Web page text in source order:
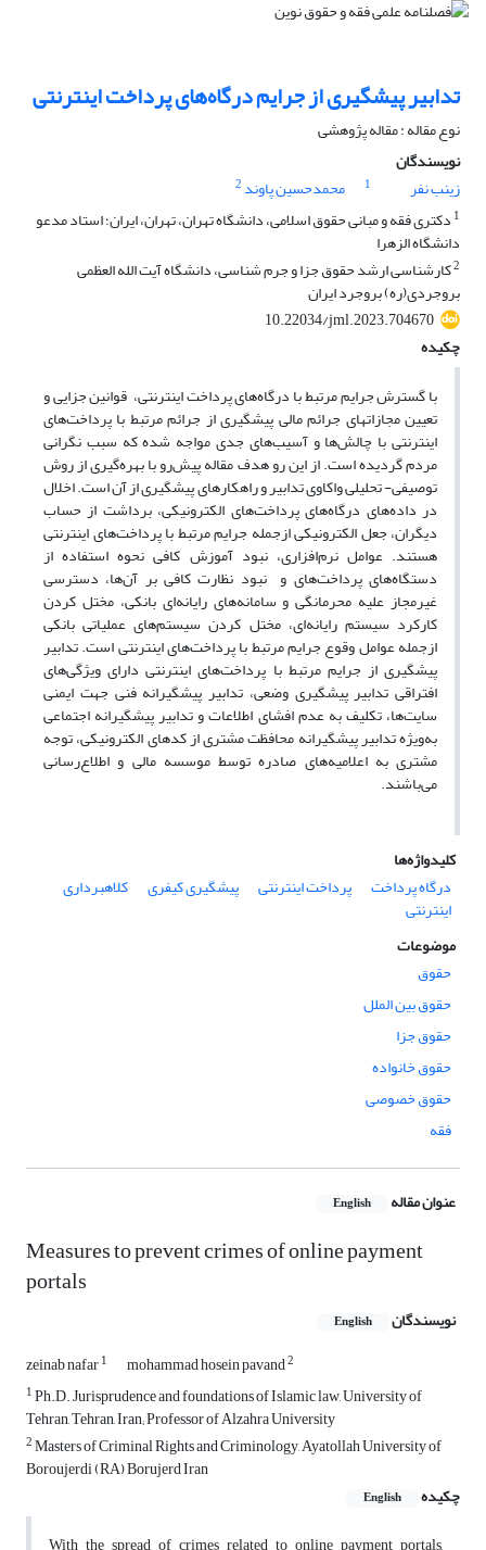
تدابیر پیشگیری از جرایم درگاه‌های پرداخت اینترنتی
نوع مقاله : مقاله پژوهشی
نویسندگان
زینب نفر
1 محمدحسین پاوند 2
1 دکتری فقه و مبانی حقوق اسلامی، دانشگاه تهران، تهران، ایران؛ استاد مدعو
دانشگاه الزهرا
2کارشناسی ارشد حقوق جزا و جرم شناسی، دانشگاه آیت الله العظمی
بروجردی(ره) بروجرد ایران
10.22034/jml.2023.704670
چکیده
با گسترش جرایم مرتبط با درگاه‌های پرداخت اینترنتی، قوانین جزایی و
تعیین مجازاتهای جرائم مالی پیشگیری از جرائم مرتبط با پرداخت‌های
اینترنتی با چالش‌ها و آسیب‌های جدی مواجه شده که سبب نگرانی
مردم گردیده است. از این رو هدف مقاله پیش‌رو با بهره‌گیری از روش
توصیفی- تحلیلی واکاوی تدابیر و راهکارهای پیشگیری از آن است. اخلال
در داده‌های درگاه‌های پرداخت‌های الکترونیکی، برداشت از حساب
دیگران، جعل الکترونیکی ازجمله جرایم مرتبط با پرداخت‌های اینترنتی
هستند. عوامل نرم‌افزاری، نبود آموزش کافی نحوه استفاده از
دستگاه‌های پرداخت‌های و نبود نظارت کافی بر آن‌ها، دسترسی
غیرمجاز علیه محرمانگی و سامانه‌های رایانه‌ای بانکی، مختل کردن
کارکرد سیستم رایانه‌ای، مختل کردن سیستم‌های عملیاتی بانکی
ازجمله عوامل وقوع جرایم مرتبط با پرداخت‌های اینترنتی است. تدابیر
پیشگیری از جرایم مرتبط با پرداخت‌های اینترنتی دارای ویژگی‌های
افتراقی تدابیر پیشگیری وضعی، تدابیر پیشگیرانه فنی جهت ایمنی
سایت‌ها، تکلیف به عدم افشای اطلاعات و تدابیر پیشگیرانه اجتماعی
به‌ویژه تدابیر پیشگیرانه محافظت مشتری از کدهای الکترونیکی، توجه
مشتری به اعلامیه‌های صادره توسط موسسه مالی و اطلاع‌رسانی
می‌باشند.
کلیدواژه‌ها
درگاه پرداخت
پرداخت اینترنتی پیشگیری کیفری کلاهبرداری
اینترنتی
موضوعات
حقوق
حقوق بین الملل
حقوق جزا
حقوق خانواده
حقوق خصوصی
فقه
عنوان مقاله English
Measures to prevent crimes of online payment
portals
نویسندگان English
zeinab nafar1 mohammad hosein pavand2
1Ph.D. Jurisprudence and foundations of Islamic law, University of
Tehran, Tehran, Iran; Professor of Alzahra University
2Masters of Criminal Rights and Criminology, Ayatollah University of
Boroujerdi (RA) Borujerd Iran
چکیده
English